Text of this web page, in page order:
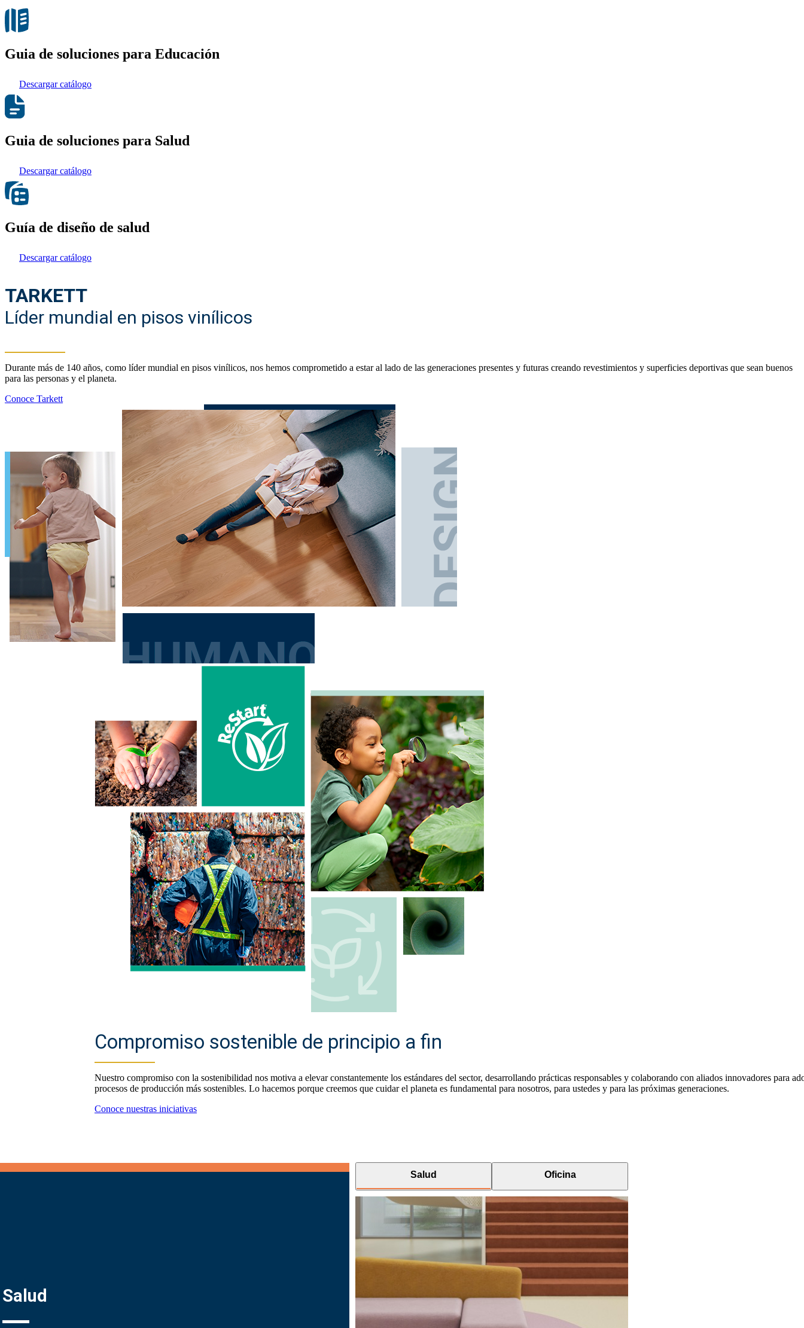
Guia de soluciones para Educación
Descargar catálogo
Guia de soluciones para Salud
Descargar catálogo
Guía de diseño de salud
Descargar catálogo
TARKETT
Líder mundial en pisos vinílicos
Durante más de 140 años, como líder mundial en pisos vinílicos, nos hemos comprometido a estar al lado de las generaciones presentes y futuras creando revestimientos y superficies deportivas que sean buenos
para las personas y el planeta.
Conoce Tarkett
Compromiso sostenible de principio a fin
Nuestro compromiso con la sostenibilidad nos motiva a elevar constantemente los estándares del sector, desarrollando prácticas responsables y colaborando con aliados innovadores para
procesos de producción más sostenibles. Lo hacemos porque creemos que cuidar el planeta es fundamental para nosotros, para ustedes y para las próximas generaciones.
Conoce nuestras iniciativas
Salud Oficina
Salud